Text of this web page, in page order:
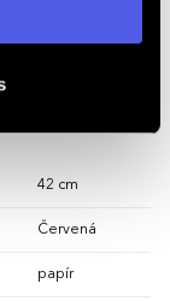
42 cm
Červená
papír